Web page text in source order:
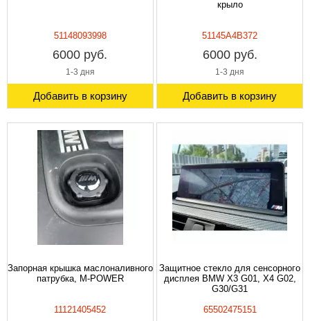
51148093998
6000 руб.
1-3 дня
Добавить в корзину
крыло
51145A4B372
6000 руб.
1-3 дня
Добавить в корзину
Запорная крышка маслоналивного
патрубка, M-POWER
11121405452
Защитное стекло для сенсорного
дисплея BMW X3 G01, X4 G02,
G30/G31
65502475151